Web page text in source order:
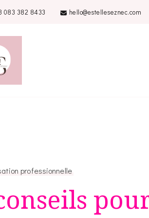
083 382 8433 hello@estelleseznec.com
professionnelle